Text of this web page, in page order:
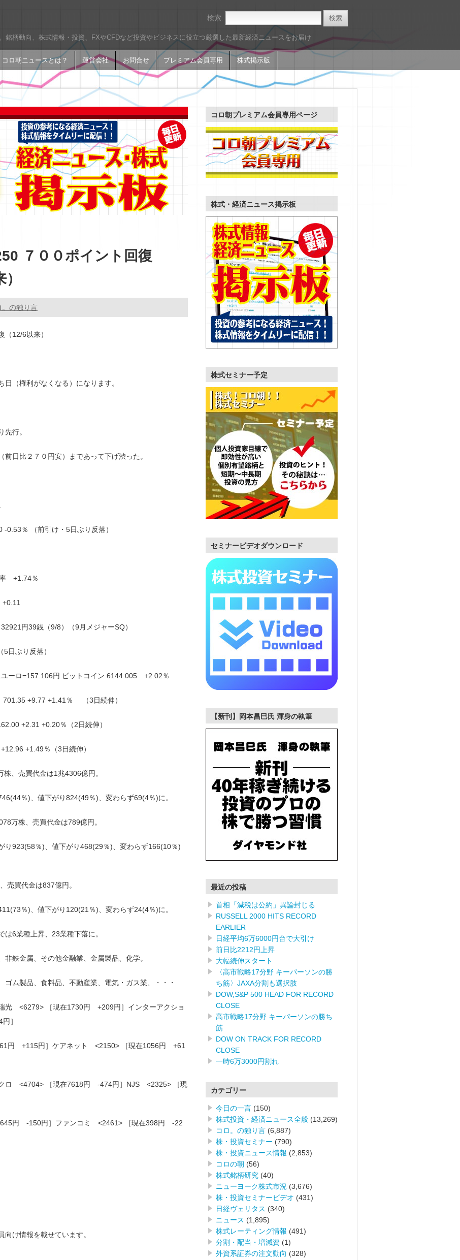
銘柄動向、株式情報・投資、FXやCFDなど投資やビジネスに役立つ厳選した最新経済ニュースをお届け
コロ朝ニュースとは？ 運営会社 お問合せ プレミアム会員専用 株式掲示版
検索:
７００ポイント回復
。の独り言
（12/6以来）
（権利がなくなる）になります。
先行。
前日比２７０円安）まであって下げ渋った。
0.53％ （前引け・5日ぶり反落）
率 +1.74％
円39銭（9/8）（9月メジャーSQ）
日ぶり反落）
ロ=157.106円 ビットコイン 6144.005 +2.02％
701.35 +9.77 +1.41％ （3日続伸）
+2.31 +0.20％（2日続伸）
+1.49％（3日続伸）
、売買代金は1兆4306億円。
％)、値下がり824(49％)、変わらず69(4％)に。
万株、売買代金は789億円。
り923(58％)、値下がり468(29％)、変わらず166(10％)
売買代金は837億円。
％)、値下がり120(21％)、変わらず24(4％)に。
6業種上昇、23業種下落に。
鉄金属、その他金融業、金属製品、化学。
ゴム製品、食料品、不動産業、電気・ガス業、・・・
光 <6279> ［現在1730円 +209円］インターアクショ
］
円 +115円］ケアネット <2150> ［現在1056円 +61
クロ <4704> ［現在7618円 -474円］NJS <2325> ［現
円 -150円］ファンコミ <2461> ［現在398円 -22
向け情報を載せています。
コロ朝プレミアム会員専用ページ
株式・経済ニュース掲示板
株式セミナー予定
セミナービデオダウンロード
【新刊】岡本昌巳氏 渾身の執筆
最近の投稿
首相「減税は公約」異論封じる
RUSSELL 2000 HITS RECORD
EARLIER
日経平均6万6000円台で大引け
前日比2212円上昇
大幅続伸スタート
〈高市戦略17分野 キーパーソンの勝
ち筋〉JAXA分割も選択肢
DOW,S&P 500 HEAD FOR RECORD
CLOSE
高市戦略17分野 キーパーソンの勝ち
筋
DOW ON TRACK FOR RECORD
CLOSE
一時6万3000円割れ
カテゴリー
今日の一言 (150)
株式投資・経済ニュース全般 (13,269)
コロ。の独り言 (6,887)
株・投資セミナー (790)
株・投資ニュース情報 (2,853)
コロの朝 (56)
株式銘柄研究 (40)
ニューヨーク株式市況 (3,676)
株・投資セミナービデオ (431)
日経ヴェリタス (340)
ニュース (1,895)
株式レーティング情報 (491)
分割・配当・増減資 (1)
外資系証券の注文動向 (328)